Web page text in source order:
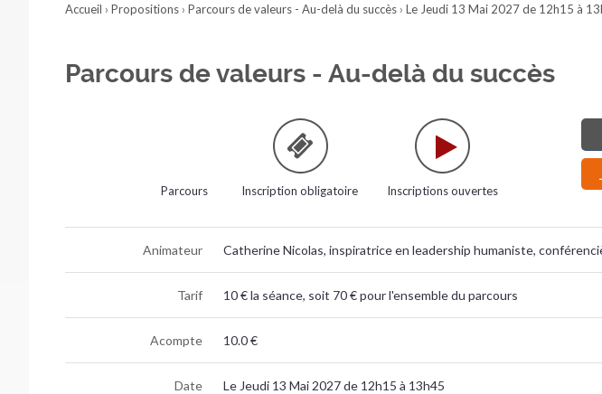
Accueil › Propositions › Parcours de valeurs - Au-delà du succès › Le Jeudi 13 Mai 2027 de 12h15 à
Parcours de valeurs - Au-delà du succès
Parcours Inscription obligatoire Inscriptions ouvertes
Animateur Catherine Nicolas, inspiratrice en leadership humaniste,
Tarif 10 € la séance, soit 70 € pour l'ensemble du parcours
Acompte 10.0 €
Date Le Jeudi 13 Mai 2027 de 12h15 à 13h45